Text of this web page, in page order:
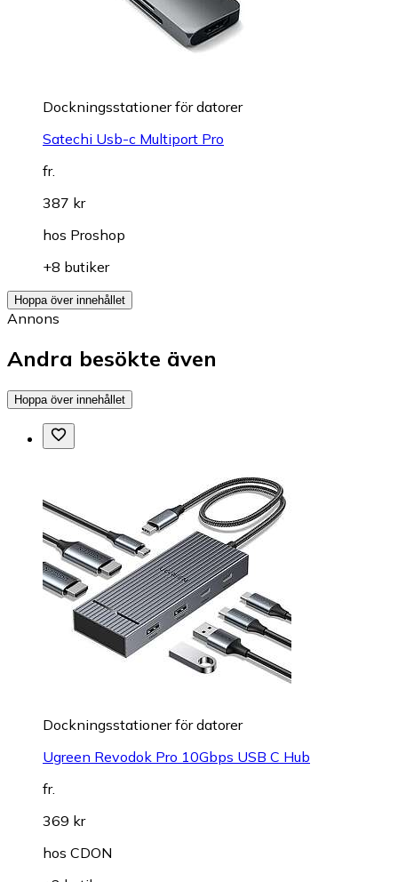
Dockningsstationer för datorer
Satechi Usb-c Multiport Pro
fr.
387 kr
hos Proshop
+8 butiker
Hoppa över innehållet
Annons
Andra besökte även
Hoppa över innehållet
Dockningsstationer för datorer
Ugreen Revodok Pro 10Gbps USB C Hub
fr.
369 kr
hos CDON